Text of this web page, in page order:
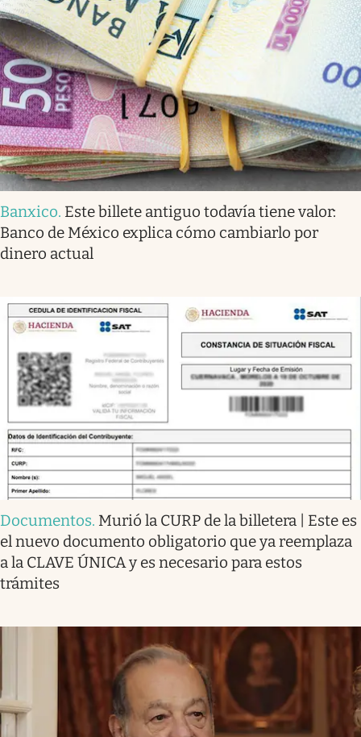
Banxico. Este billete antiguo todavía tiene valor:
Banco de México explica cómo cambiarlo por
dinero actual
Documentos. Murió la CURP de la billetera | Este es
el nuevo documento obligatorio que ya reemplaza
a la CLAVE ÚNICA y es necesario para estos
trámites